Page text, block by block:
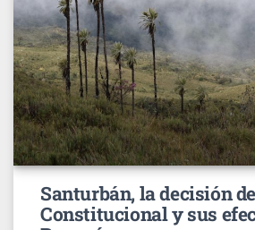
Santurbán, la decisión
Constitucional y sus